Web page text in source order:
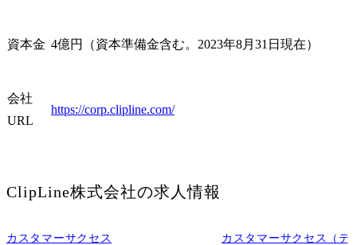
資本金 4億円（資本準備金含む。2023年8月31日現在）
会社
URL
https://corp.clipline.com/
ClipLine株式会社の求人情報
カスタマーサクセス
カスタマーサクセス（デ